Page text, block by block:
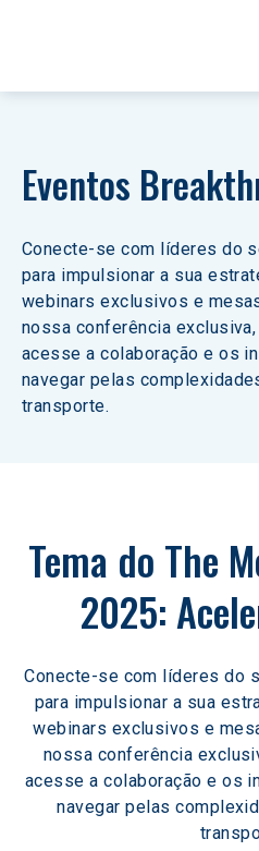
Eventos
Conecte-se com líderes do
para impulsionar a sua
webinars exclusivos e
nossa conferência exclusiva,
acesse a colaboração e os
navegar pelas
transporte.
Tema do The
2025:
Conecte-se com líderes do
para impulsionar a sua
webinars exclusivos e
nossa conferência
acesse a colaboração e os
navegar pelas